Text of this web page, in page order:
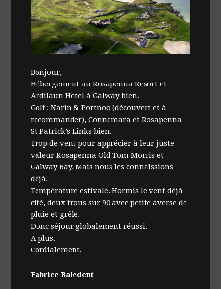
Bonjour,
Hébergement au Rosapenna Resort et
Ardilaun Hotel à Galway bien.
Golf : Narin & Portnoo (découvert et à
recommander), Connemara et Rosapenna
St Patrick’s Links bien.
Trop de vent pour apprécier à leur juste
valeur Rosapenna Old Tom Morris et
Galway Bay. Mais nous les connaissions
déjà.
Température estivale. Hormis le vent déjà
cité, deux trous sur 90 avec petite averse de
pluie et grêle.
Donc séjour globalement réussi.
A plus.
Cordialement,
Fabrice Baledent